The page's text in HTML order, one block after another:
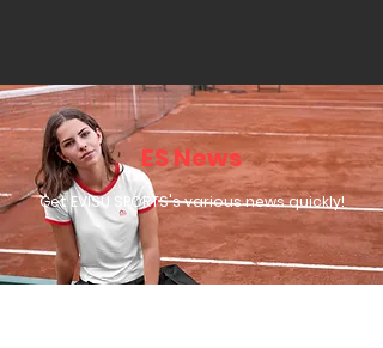
ES News
Get EVISU SPORTS's various news quickly!